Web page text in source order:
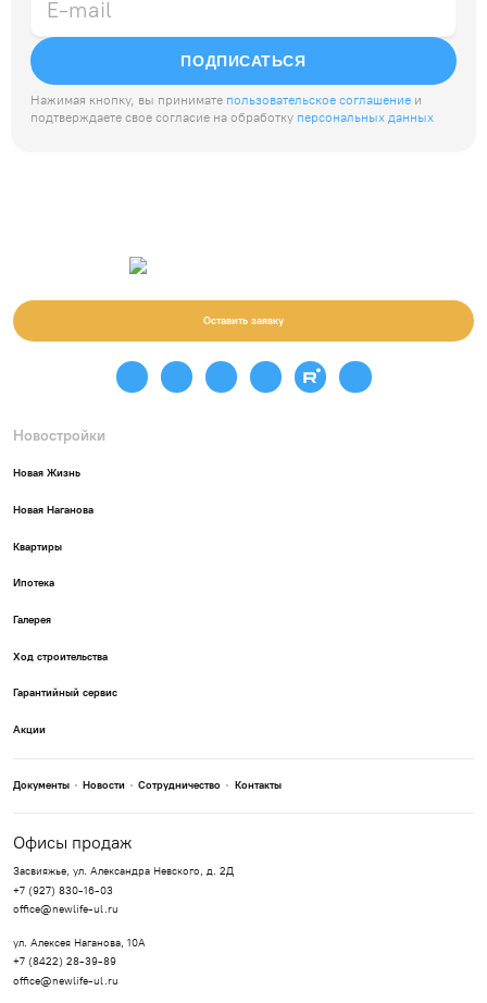
ПОДПИСАТЬСЯ
Нажимая кнопку, вы принимате пользовательское соглашение и
подтверждаете свое согласие на обработку персональных данных
Новостройки
Новая Жизнь
Новая Наганова
Квартиры
Ипотека
Галерея
Ход строительства
Гарантийный сервис
Акции
Документы Новости Сотрудничество Контакты
Оставить заявку
Офисы продаж
Засвияжье, ул. Александра Невского, д. 2Д
+7 (927) 830-16-03
office@newlife-ul.ru
ул. Алексея Наганова, 10А
+7 (8422) 28-39-89
office@newlife-ul.ru